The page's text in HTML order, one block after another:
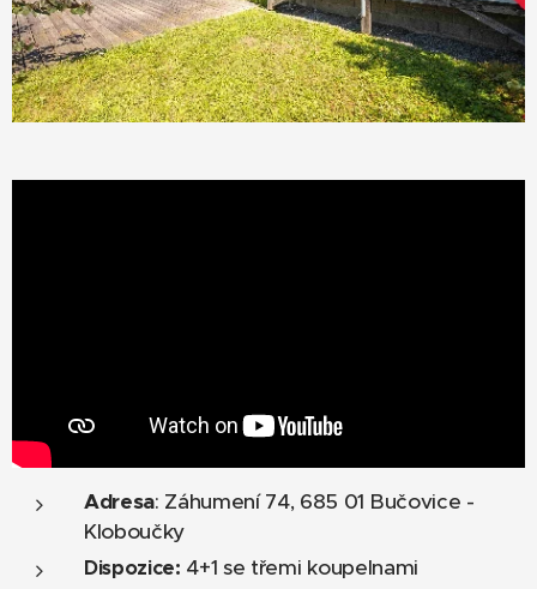
Adresa: Záhumení 74, 685 01 Bučovice -
Kloboučky
Dispozice: 4+1 se třemi koupelnami